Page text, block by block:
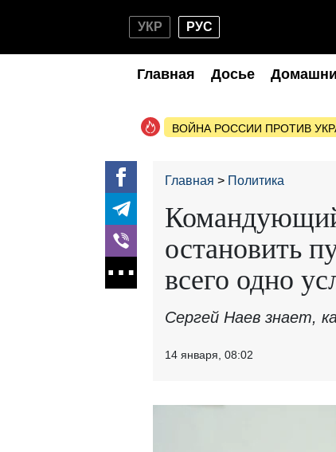
УКР РУС
Главная Досье
ВОЙНА РОССИИ ПРОТИВ
Главная Политика
остановить
всего одно
Сергей Наев знает,
14 января, 08:02